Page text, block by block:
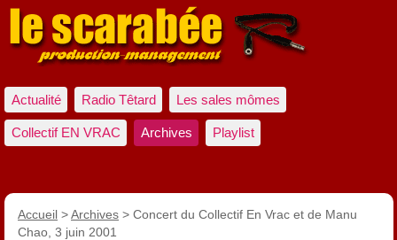
Actualité Radio Têtard Les sales mômes
Collectif EN VRAC Archives Playlist
Accueil > Archives > Concert du Collectif En Vrac et de Manu
Chao, 3 juin 2001